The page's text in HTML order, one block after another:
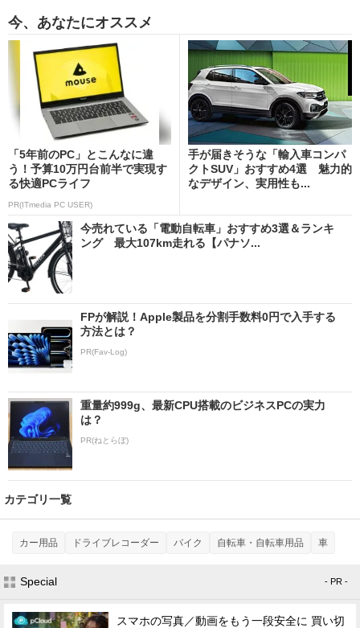
今、あなたにオススメ
「5年前のPC」とこんなに違
う！予算10万円台前半で実現す
る快適PCライフ
PR(ITmedia PC USER)
手が届きそうな「輸入車コンパ
クトSUV」おすすめ4選 魅力的
なデザイン、実用性も...
今売れている「電動自転車」おすすめ3選＆ランキ
ング 最大107km走れる【パナソ...
FPが解説！Apple製品を分割手数料0円で入手する
方法とは？
PR(Fav-Log)
重量約999g、最新CPU搭載のビジネスPCの実力
は？
PR(ねとらぼ)
カテゴリ一覧
カー用品 ドライブレコーダー バイク 自転車・自転車用品 車
Special - PR -
スマホの写真／動画をもう一段安全に 買い切